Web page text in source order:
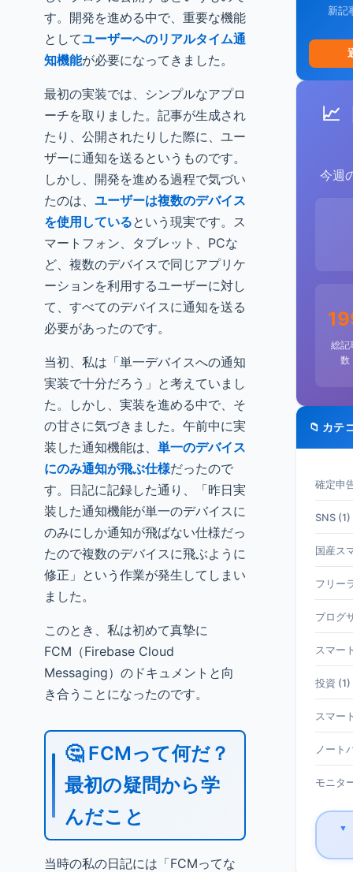
す。開発を進める中で、重要な機能
としてユーザーへのリアルタイム通
知機能が必要になってきました。
最初の実装では、シンプルなアプロ
ーチを取りました。記事が生成され
たり、公開されたりした際に、ユー
ザーに通知を送るというものです。
しかし、開発を進める過程で気づい
たのは、 ユーザーは複数のデバイス
を使用しているという現実です。ス
マートフォン、タブレット、PCな
ど、複数のデバイスで同じアプリケ
ーションを利用するユーザーに対し
て、すべてのデバイスに通知を送る
必要があったのです。
当初、私は「単一デバイスへの通知
実装で十分だろう」と考えていまし
た。しかし、実装を進める中で、そ
の甘さに気づきました。午前中に実
装した通知機能は、 単一のデバイス
にのみ通知が飛ぶ仕様だったので
す。日記に記録した通り、「昨日実
装した通知機能が単一のデバイスに
のみにしか通知が飛ばない仕様だっ
たので複数のデバイスに飛ぶように
修正」という作業が発生してしまい
ました。
このとき、私は初めて真摯に
FCM（Firebase Cloud
Messaging）のドキュメントと向
き合うことになったのです。
🤔 FCMって何だ？
最初の疑問から学
んだこと
当時の私の日記には「FCMってな
新記
📈
今週
総記
数
📁 カテ
確定申
SNS (1)
国産ス
フリー
ブログ
スマー
投資 (1)
スマー
ノート
モニタ
▼